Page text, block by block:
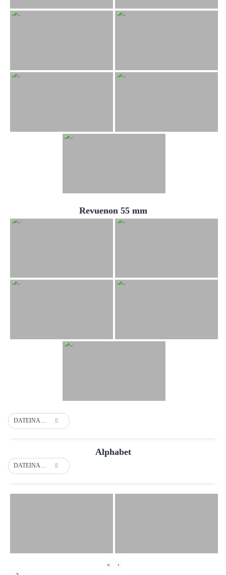
Revuenon 55 mm
DATEINAME
Alphabet
DATEINAME
« ‹